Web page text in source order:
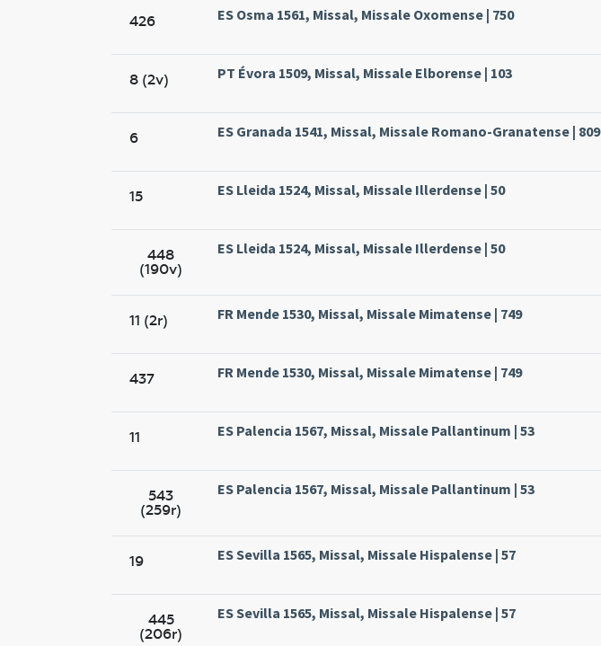
426 ES Osma 1561, Missal, Missale Oxomense | 750
8 (2v) PT Évora 1509, Missal, Missale Elborense | 103
6 ES Granada 1541, Missal, Missale Romano-Granatense | 809
15 ES Lleida 1524, Missal, Missale Illerdense | 50
448
(190v)
ES Lleida 1524, Missal, Missale Illerdense | 50
11 (2r) FR Mende 1530, Missal, Missale Mimatense | 749
437 FR Mende 1530, Missal, Missale Mimatense | 749
11 ES Palencia 1567, Missal, Missale Pallantinum | 53
543
(259r)
ES Palencia 1567, Missal, Missale Pallantinum | 53
19 ES Sevilla 1565, Missal, Missale Hispalense | 57
445
(206r)
ES Sevilla 1565, Missal, Missale Hispalense | 57